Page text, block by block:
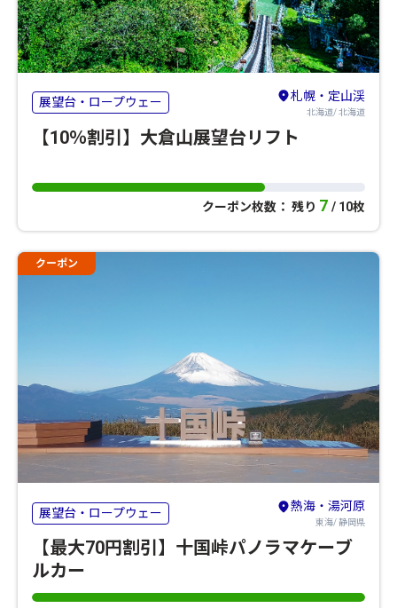
展望台・ロープウェー 札幌・定山渓
北海道/ 北海道
【10％割引】大倉山展望台リフト
クーポン枚数： 残り 7 / 10枚
クーポン
展望台・ロープウェー 熱海・湯河原
東海/ 静岡県
【最大70円割引】十国峠パノラマケーブ
ルカー